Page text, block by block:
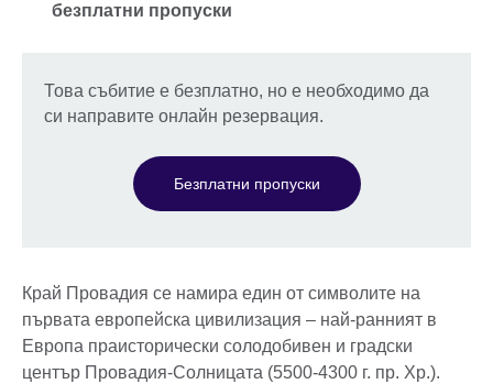
безплатни пропуски
Това събитие е безплатно, но е необходимо да
си направите онлайн резервация.
Безплатни пропуски
Край Провадия се намира един от символите на
първата европейска цивилизация – най-ранният в
Европа праисторически солодобивен и градски
център Провадия-Солницата (5500-4300 г. пр. Хр.).